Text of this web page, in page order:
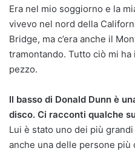
Era nel mio soggiorno e la
vivevo nel nord della
Bridge, ma c’era anche il
tramontando. Tutto ciò mi
pezzo.
Il basso di Donald Dunn è
disco. Ci racconti qualche
Lui è stato uno dei più
anche una delle persone più